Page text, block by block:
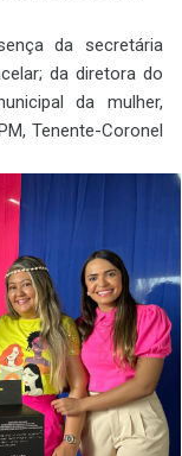
da secretária
da diretora do
da mulher,
Tenente-Coronel